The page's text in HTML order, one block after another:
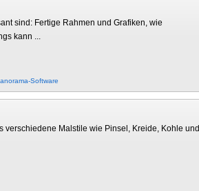
sind: Fertige Rahmen und Grafiken, wie
kann ...
Software
Malstile wie Pinsel, Kreide, Kohle und